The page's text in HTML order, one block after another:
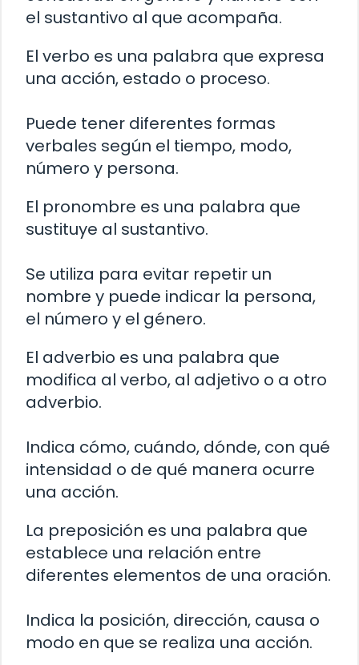
el sustantivo al que acompaña.
El verbo es una palabra que expresa
una acción, estado o proceso.
Puede tener diferentes formas
verbales según el tiempo, modo,
número y persona.
El pronombre es una palabra que
sustituye al sustantivo.
Se utiliza para evitar repetir un
nombre y puede indicar la persona,
el número y el género.
El adverbio es una palabra que
modifica al verbo, al adjetivo o a otro
adverbio.
Indica cómo, cuándo, dónde, con qué
intensidad o de qué manera ocurre
una acción.
La preposición es una palabra que
establece una relación entre
diferentes elementos de una oración.
Indica la posición, dirección, causa o
modo en que se realiza una acción.